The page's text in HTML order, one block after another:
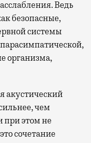
Ведь
безопасные,
системы
организма,
акустический
чем
при этом не
сочетание